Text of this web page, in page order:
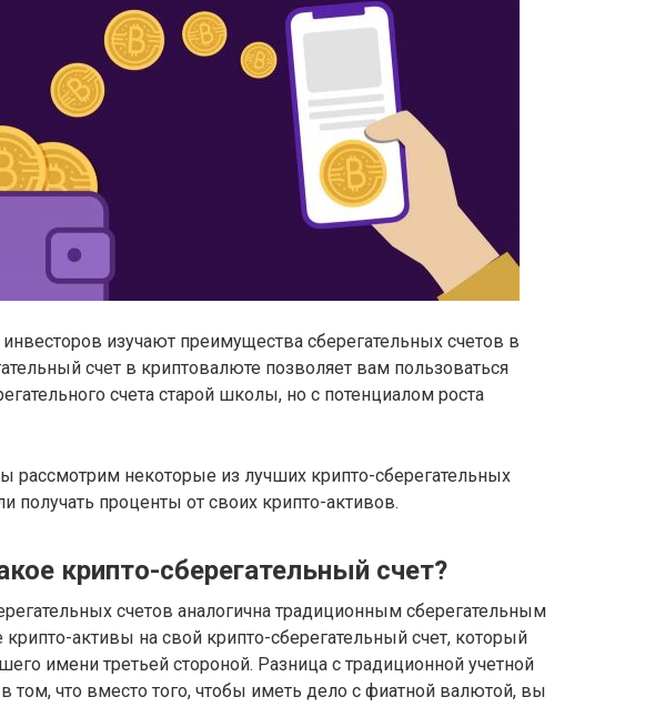
изучают преимущества сберегательных счетов в
счет в криптовалюте позволяет вам пользоваться
счета старой школы, но с потенциалом роста
рассмотрим некоторые из лучших крипто-сберегательных
получать проценты от своих крипто-активов.
крипто-сберегательный счет?
счетов аналогична традиционным сберегательным
активы на свой крипто-сберегательный счет, который
имени третьей стороной. Разница с традиционной учетной
том, что вместо того, чтобы иметь дело с фиатной валютой, вы